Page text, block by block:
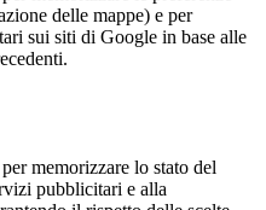
delle mappe) e per
sui siti di Google in base alle
memorizzare lo stato del
pubblicitari e alla